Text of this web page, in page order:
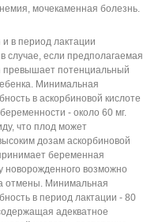
мочекаменная болезнь.
в период лактации
случае, если предполагаемая
превышает потенциальный
Минимальная
в аскорбиновой кислоте
- около 60 мг.
что плод может
дозам аскорбиновой
беременная
новорожденного возможно
отмены. Минимальная
в период лактации - 80
адекватное